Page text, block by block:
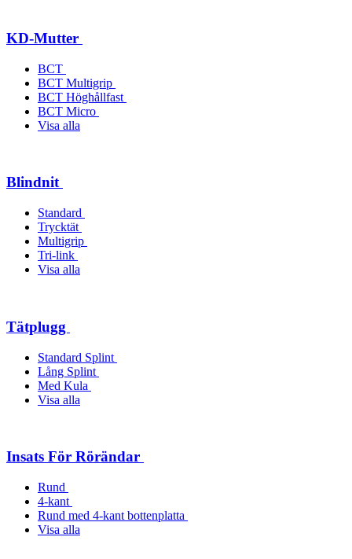
KD-Mutter
BCT
BCT Multigrip
BCT Höghållfast
BCT Micro
Visa alla
Blindnit
Standard
Trycktät
Multigrip
Tri-link
Visa alla
Tätplugg
Standard Splint
Lång Splint
Med Kula
Visa alla
Insats För Rörändar
Rund
4-kant
Rund med 4-kant bottenplatta
Visa alla